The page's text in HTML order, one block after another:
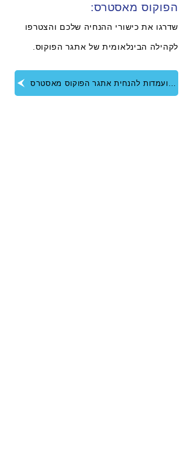
הפוקוס מאסטרס:
שדרגו את כישורי ההנחיה שלכם והצטרפו
לקהילה הבינלאומית של אתגר הפוקוס.